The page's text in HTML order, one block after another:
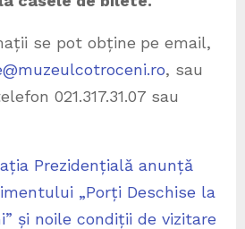
se pot obține pe email,
, sau
021.317.31.07 sau
Prezidențială anunță
„Porți Deschise la
și noile condiții de vizitare